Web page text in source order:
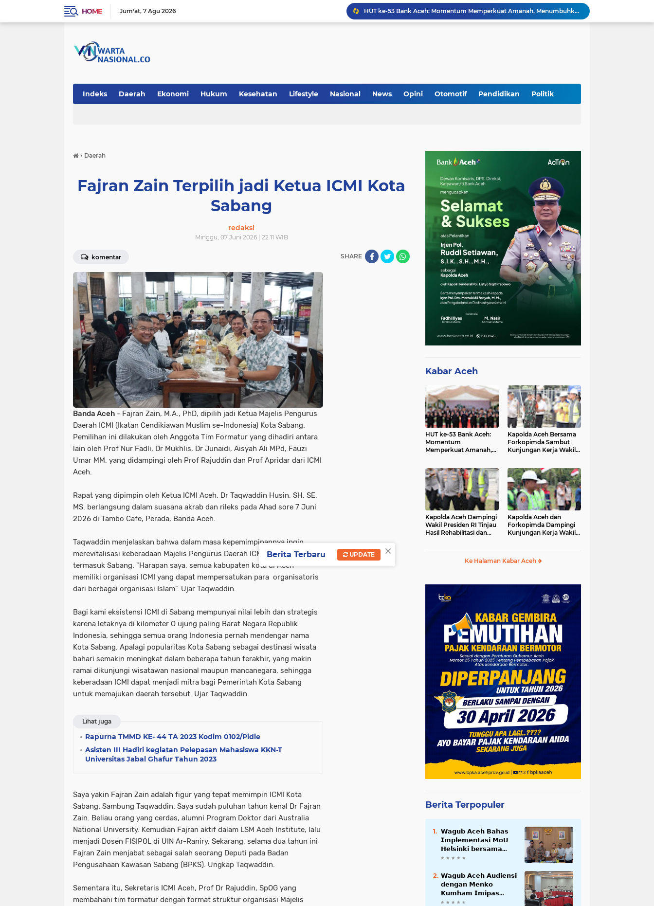
HOME Jum'at 7 Agu 2026
Silaturahmi Lintas Sektor di Kuta Alam, TNI–Polri dan Desa Perkokoh Kebersamaan
Babinsa Peukan Bada Hadiri Rapat Lanjutan HUT RI ke-81, Perkuat Sinergi Lintas Sektor
Kak Na Promosi Wisata Surfing dan Hadiri Perayaan HUT 53 tahun BAS Simeulue
Indeks Daerah Ekonomi Hukum Kesehatan Lifestyle Nasional News Opini Otomotif Pendidikan Politik
› Daerah
Fajran Zain Terpilih jadi Ketua ICMI Kota
Sabang
redaksi
Minggu, 07 Juni 2026 | 22.11 WIB
komentar SHARE
Banda Aceh - Fajran Zain, M.A., PhD, dipilih jadi Ketua Majelis Pengurus
Daerah ICMI (Ikatan Cendikiawan Muslim se-Indonesia) Kota Sabang.
Pemilihan ini dilakukan oleh Anggota Tim Formatur yang dihadiri antara
lain oleh Prof Nur Fadli, Dr Mukhlis, Dr Junaidi, Aisyah Ali MPd, Fauzi
Umar MM, yang didampingi oleh Prof Rajuddin dan Prof Apridar dari ICMI
Aceh.
Rapat yang dipimpin oleh Ketua ICMI Aceh, Dr Taqwaddin Husin, SH, SE,
MS. berlangsung dalam suasana akrab dan rileks pada Ahad sore 7 Juni
2026 di Tambo Cafe, Perada, Banda Aceh.
Taqwaddin menjelaskan bahwa dalam masa kepemimpinannya ingin
merevitalisasi keberadaan Majelis Pengurus Daerah ICMI di seluruh Aceh,
termasuk Sabang. "Harapan saya, semua kabupaten kota di Aceh
memiliki organisasi ICMI yang dapat mempersatukan para organisatoris
dari berbagai organisasi Islam". Ujar Taqwaddin.
Bagi kami eksistensi ICMI di Sabang mempunyai nilai lebih dan strategis
karena letaknya di kilometer O ujung paling Barat Negara Republik
Indonesia, sehingga semua orang Indonesia pernah mendengar nama
Kota Sabang. Apalagi popularitas Kota Sabang sebagai destinasi wisata
bahari semakin meningkat dalam beberapa tahun terakhir, yang makin
ramai dikunjungi wisatawan nasional maupun mancanegara, sehingga
keberadaan ICMI dapat menjadi mitra bagi Pemerintah Kota Sabang
untuk memajukan daerah tersebut. Ujar Taqwaddin.
Lihat juga
Rapurna TMMD KE- 44 TA 2023 Kodim 0102/Pidie
Asisten III Hadiri kegiatan Pelepasan Mahasiswa KKN-T
Universitas Jabal Ghafur Tahun 2023
Saya yakin Fajran Zain adalah figur yang tepat memimpin ICMI Kota
Sabang. Sambung Taqwaddin. Saya sudah puluhan tahun kenal Dr Fajran
Zain. Beliau orang yang cerdas, alumni Program Doktor dari Australia
National University. Kemudian Fajran aktif dalam LSM Aceh Institute, lalu
menjadi Dosen FISIPOL di UIN Ar-Raniry. Sekarang, selama dua tahun ini
Fajran Zain menjabat sebagai salah seorang Deputi pada Badan
Pengusahaan Kawasan Sabang (BPKS). Ungkap Taqwaddin.
Sementara itu, Sekretaris ICMI Aceh, Prof Dr Rajuddin, SpOG yang
membahani tim formatur dengan format struktur organisasi Majelis
Kabar Aceh
HUT ke-53 Bank Aceh:
Momentum
Memperkuat Amanah,
Kapolda Aceh Bersama
Forkopimda Sambut
Kunjungan Kerja Wakil
Kapolda Aceh Dampingi
Wakil Presiden RI Tinjau
Hasil Rehabilitasi dan
Kapolda Aceh dan
Forkopimda Dampingi
Kunjungan Kerja Wakil
Ke Halaman Kabar Aceh
Berita Terpopuler
𝗪𝗮𝗴𝘂𝗯 𝗔𝗰𝗲𝗵 𝗕𝗮𝗵𝗮𝘀
𝗜𝗺𝗽𝗹𝗲𝗺𝗲𝗻𝘁𝗮𝘀𝗶 𝗠𝗼𝗨
𝗛𝗲𝗹𝘀𝗶𝗻𝗸𝗶 𝗯𝗲𝗿𝘀𝗮𝗺𝗮
𝗦𝗲𝗸𝗿𝗲𝘁𝗮𝗿𝗶𝗮𝘁 𝗡𝗲𝗴𝗮𝗿𝗮
𝗪𝗮𝗴𝘂𝗯 𝗔𝗰𝗲𝗵 𝗔𝘂𝗱𝗶𝗲𝗻𝘀𝗶
𝗱𝗲𝗻𝗴𝗮𝗻 𝗠𝗲𝗻𝗸𝗼
𝗞𝘂𝗺𝗵𝗮𝗺 𝗜𝗺𝗶𝗽𝗮𝘀
𝗧𝗲𝗿𝗸𝗮𝗶𝘁 𝗦𝘁𝗮𝘁𝘂𝘀 𝗪𝗮𝗸𝗮𝗳
×
Berita Terbaru UPDATE